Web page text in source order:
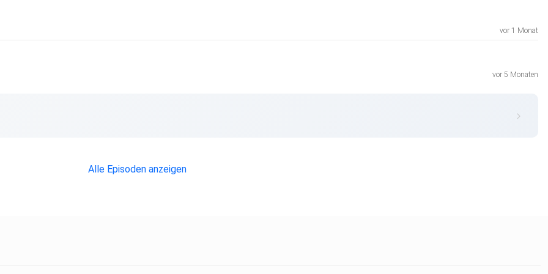
ii-haematologieonkologie/links
vor 1 Monat
vor 5 Monaten
Alle Episoden anzeigen